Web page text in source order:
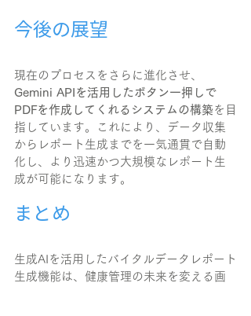
今後の展望
現在のプロセスをさらに進化させ、
Gemini APIを活用したボタン一押しで
PDFを作成してくれるシステムの構築 を目
指しています。これにより、データ収集
からレポート生成までを一気通貫で自動
化し、より迅速かつ大規模なレポート生
成が可能になります。
まとめ
生成AIを活用したバイタルデータレポート
生成機能は、健康管理の未来を変える画